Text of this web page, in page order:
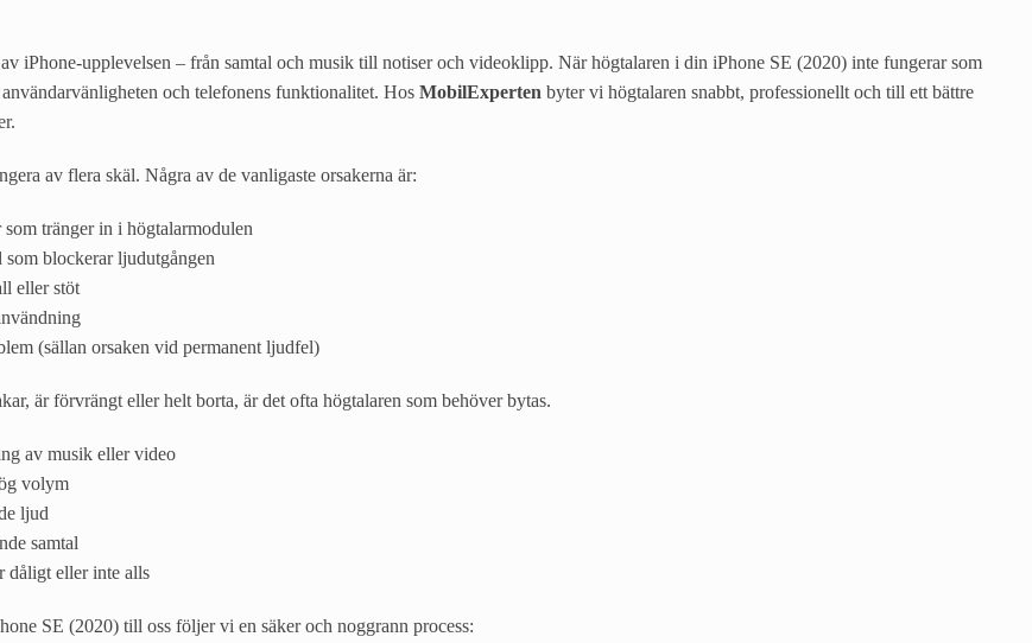
iPhone-upplevelsen – från samtal och musik till notiser och videoklipp. När högtalaren i din iPhone SE (2020) inte fungerar som
och telefonens funktionalitet. Hos MobilExperten byter vi högtalaren snabbt, professionellt och till ett bättre
av flera skäl. Några av de vanligaste orsakerna är:
tränger in i högtalarmodulen
blockerar ljudutgången
eller stöt
(sällan orsaken vid permanent ljudfel)
är förvrängt eller helt borta, är det ofta högtalaren som behöver bytas.
av musik eller video
volym
ljud
samtal
dåligt eller inte alls
SE (2020) till oss följer vi en säker och noggrann process: